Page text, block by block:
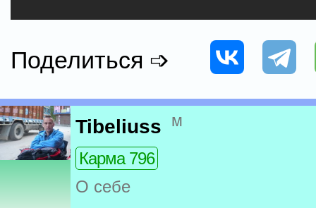
Поделиться ➩
Tibeliuss м
Карма 796
О себе